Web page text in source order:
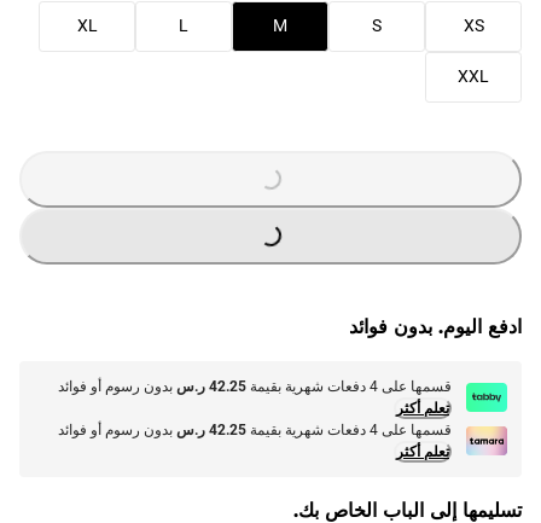
XS
S
M
L
XL
XXL
L
O
A
D
I
N
G
.
.
.
G
.
ادفع اليوم. بدون فوائد
قسمها على 4 دفعات شهرية بقيمة 42.25 ر.س
بدون رسوم أو فوائد
تعلم أكثر
قسمها على 4 دفعات شهرية بقيمة
42.25 ر.س
بدون رسوم أو فوائد
تعلم أكثر
تسليمها إلى الباب الخاص بك.